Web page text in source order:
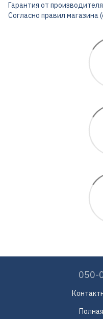
Гарантия от
Согласно правил магазина
050-